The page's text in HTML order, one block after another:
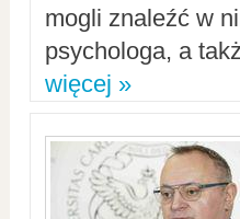
mogli znaleźć w
psychologa, a
więcej »